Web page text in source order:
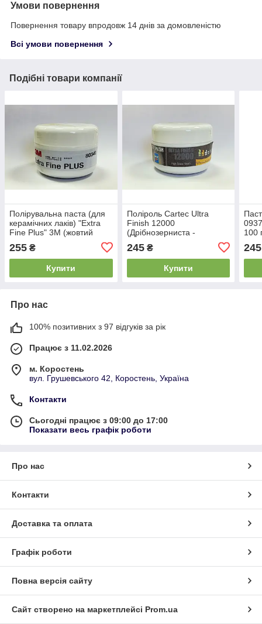
Умови повернення
Повернення товару впродовж 14 днів за домовленістю
Всі умови повернення
Подібні товари компанії
Полірувальна паста (для
керамічних лаків) "Extra
Fine Plus" 3M (жовтий
ковпачок), 80349 100 грам
255 ₴
Купити
Поліроль Cartec Ultra
Finish 12000
(Дрібнозерниста -
245₴
Купити
100
245
Про нас
100% позитивних з 97 відгуків за рік
Працює з 11.02.2026
м. Коростень
вул. Грушевського 42, Коростень, Україна
Контакти
Сьогодні працює з 09:00 до 17:00
Показати весь графік роботи
Про нас
Контакти
Доставка та оплата
Графік роботи
Повна версія сайту
Сайт створено на маркетплейсі Prom.ua